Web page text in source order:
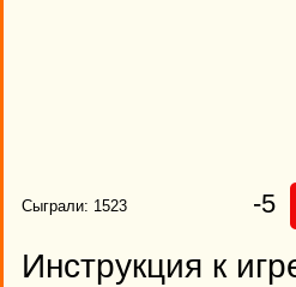
Сыграли: 1523 -5
Инструкция к